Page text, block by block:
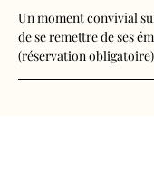
Un moment convivial
de se remettre de ses
(réservation